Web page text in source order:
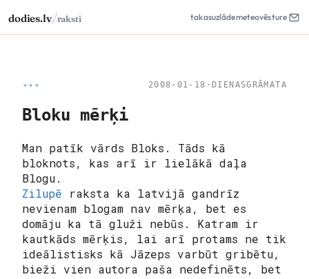
dodies.lv/raksti takasuzlādemeteovēsture
◂◂◂ 2008-01-18 · DIENASGRĀMATA
Bloku mērķi
Man patīk vārds Bloks. Tāds kā
bloknots, kas arī ir lielākā daļa
Blogu.
Zilupē raksta ka latvijā gandrīz
nevienam blogam nav mērķa, bet es
domāju ka tā gluži nebūs. Katram ir
kautkāds mērķis, lai arī protams ne tik
ideālistisks kā Jāzeps varbūt gribētu,
bieži vien autora paša nedefinēts, bet